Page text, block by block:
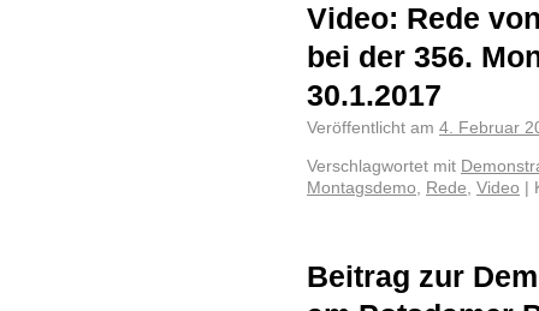
Video: Rede
bei der 356.
30.1.2017
Veröffentlicht am 4. Februar
Verschlagwortet mit
Montagsdemo, Rede, Video
Beitrag zur